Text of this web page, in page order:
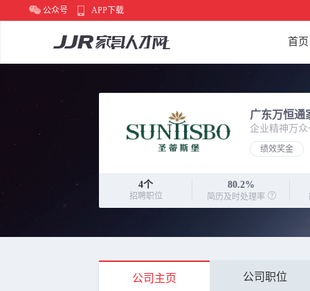
公众号 APP下载
首页
广东万恒通
企业精神万
绩效奖金
4个
招聘职位
80.2%
简历及时处理率
公司主页 公司职位